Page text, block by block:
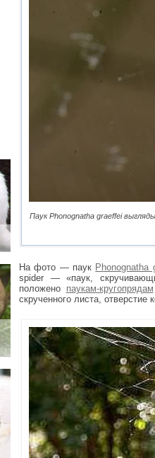
Паук Phonognatha graeffei
На фото — паук Phonognatha
spider — «паук,
положено паукам-кругопрядам
скрученного листа, отверстие